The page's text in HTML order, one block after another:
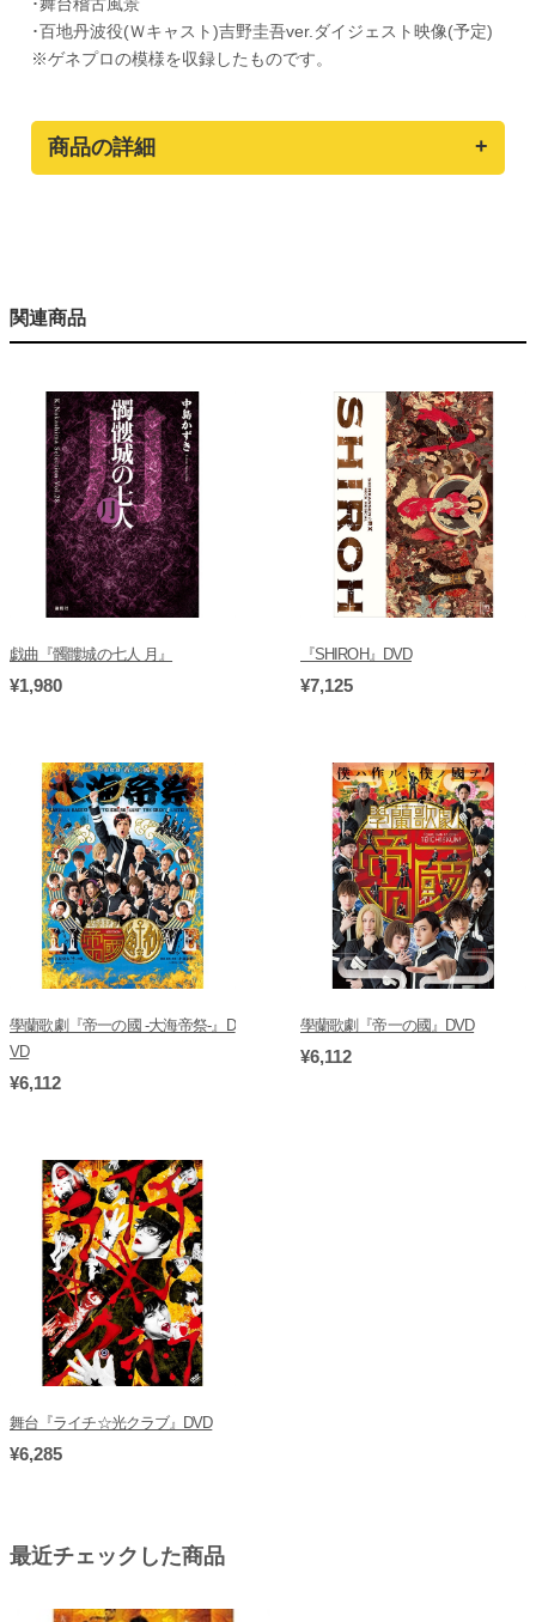
･百地丹波役(Ｗキャスト)吉野圭吾ver.ダイジェスト映像(予定)
※ゲネプロの模様を収録したものです。
商品の詳細
関連商品
戯曲『髑髏城の七人 月』
¥1,980
『SHIROH』DVD
¥7,125
學蘭歌劇『帝一の國 -大海帝祭-』D
VD
¥6,112
學蘭歌劇『帝一の國』DVD
¥6,112
舞台『ライチ☆光クラブ』DVD
¥6,285
最近チェックした商品